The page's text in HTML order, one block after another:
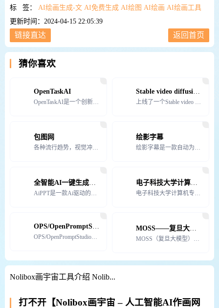
标 签： AI绘画生成-文 AI免费生成 AI绘图 AI绘画 AI绘画工具
更新时间：2024-04-15 22:05:39
链接直达 返回首页
猜你喜欢
OpenTaskAI
OpenTaskAI是一个创新的人才市场，专门为AI相关的自由职业者和业务需求搭建桥梁。这个平台不仅
Stable video diffusion online
上线了一个Stable video diffusion online 的网站，使用 Stable V
包图网
各种流行趋势，视觉冲击力强的版权广告图片设计、电商淘宝、企业办公模板素材，由顶尖的设计师供稿，符合各
绘影字幕
绘影字幕是一款自动为视频添加字幕的软件，由北京蓝色脉动科技有限责任公司开发，并于2019年正式上线。
全智能AI一键生成PPT
AiPPT是一款Ai驱动的PPT在线生成工具，无需复杂操作，只需要输入主题，Ai即可一键生成高质量P
电子科技大学计算机科学与工程学院
电子科技大学计算机专业创建于1956年，是我国首批建立计算机专业的高校之一。1979年成立计算机系，
OPS/OpenPromptStudio
OPS/OpenPromptStudio是一款服务于 AI 绘画工具的 AI 提示词生成器。OPS
MOSS——复旦大学出品预训练语言模型
MOSS（复旦大模型）是复旦大学开发的一款基于Transformer结构的预训练语言模型。它具有多种
Nolibox画宇宙工具介绍 Nolib...
打不开【Nolibox画宇宙 – 人工智能AI作画网